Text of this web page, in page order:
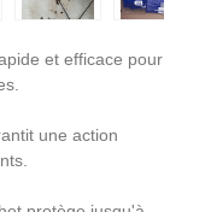
et efficace pour
une action